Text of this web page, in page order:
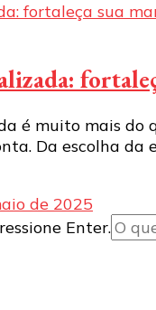
é muito mais do
Da escolha
de 2025
Enter.